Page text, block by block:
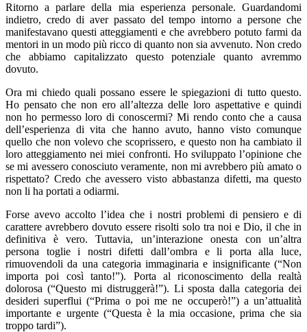
Ritorno a parlare della mia esperienza personale. Guardandomi
indietro, credo di aver passato del tempo intorno a persone che
manifestavano questi atteggiamenti e che avrebbero potuto farmi da
mentori in un modo più ricco di quanto non sia avvenuto. Non credo
che abbiamo capitalizzato questo potenziale quanto avremmo
dovuto.
Ora mi chiedo quali possano essere le spiegazioni di tutto questo.
Ho pensato che non ero all’altezza delle loro aspettative e quindi
non ho permesso loro di conoscermi? Mi rendo conto che a causa
dell’esperienza di vita che hanno avuto, hanno visto comunque
quello che non volevo che scoprissero, e questo non ha cambiato il
loro atteggiamento nei miei confronti. Ho sviluppato l’opinione che
se mi avessero conosciuto veramente, non mi avrebbero più amato o
rispettato? Credo che avessero visto abbastanza difetti, ma questo
non li ha portati a odiarmi.
Forse avevo accolto l’idea che i nostri problemi di pensiero e di
carattere avrebbero dovuto essere risolti solo tra noi e Dio, il che in
definitiva è vero. Tuttavia, un’interazione onesta con un’altra
persona toglie i nostri difetti dall’ombra e li porta alla luce,
rimuovendoli da una categoria immaginaria e insignificante (“Non
importa poi così tanto!”). Porta al riconoscimento della realtà
dolorosa (“Questo mi distruggerà!”). Li sposta dalla categoria dei
desideri superflui (“Prima o poi me ne occuperò!”) a un’attualità
importante e urgente (“Questa è la mia occasione, prima che sia
troppo tardi”).